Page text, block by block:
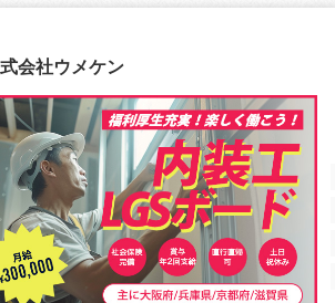
会社ウメケン